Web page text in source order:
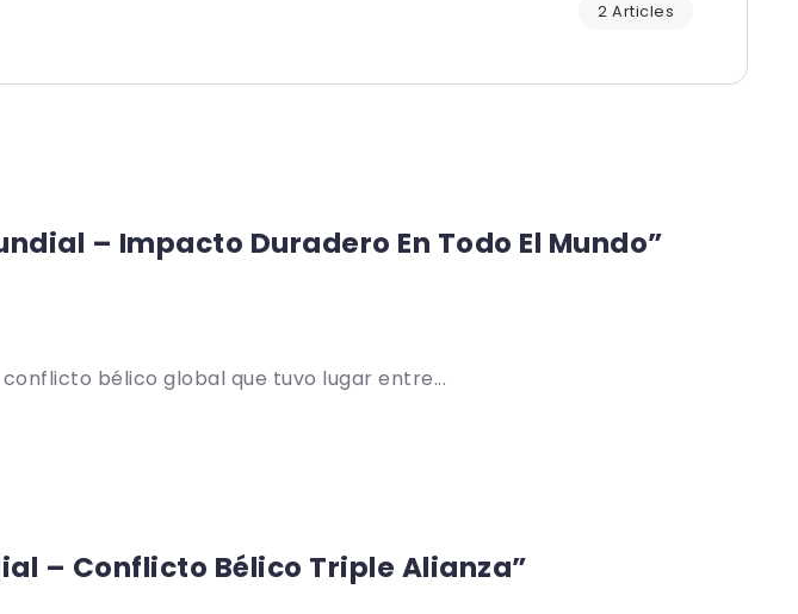
2 Articles
– Impacto Duradero En Todo El Mundo”
conflicto bélico global que tuvo lugar entre...
– Conflicto Bélico Triple Alianza”